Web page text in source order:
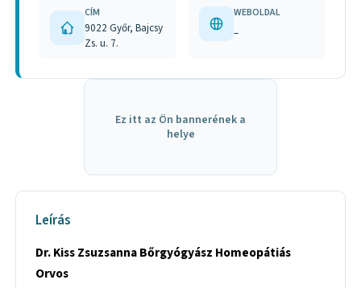
CÍM
9022 Győr, Bajcsy
Zs. u. 7.
WEBOLDAL
–
Ez itt az Ön bannerének a
helye
Leírás
Dr. Kiss Zsuzsanna Bőrgyógyász Homeopátiás
Orvos